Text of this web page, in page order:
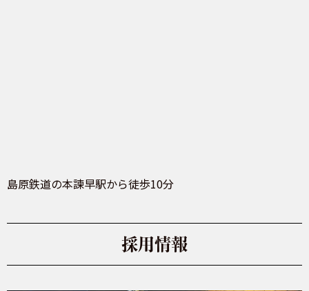
島原鉄道の本諫早駅から徒歩10分
採用情報